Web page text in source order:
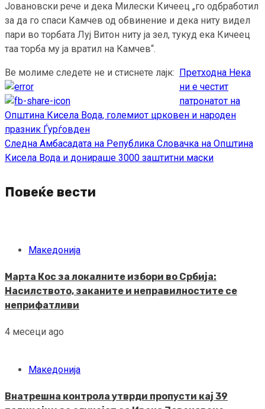
Јовановски рече и дека Милески Кичеец „го одбработил
за да го спаси Камчев од обвинение и дека ниту видел
пари во торбата Луј Витон ниту ја зел, тукуд ека Кичеец
таа торба му ја вратил на Камчев“.
Ве молиме следете не и стиснете лајк:
Continue
Reading
Претходна Нека
ни е честит
патронатот на
Општина Кисела Вода, големиот црковен и народен
празник Ѓурѓовден
Следна Амбасадата на Република Словачка на Општина
Кисела Вода и донираше 3000 заштитни маски
Повеќе вести
Македонија
Марта Кос за локалните избори во Србија:
Насилството, заканите и неправилностите се
неприфатливи
4 месеци ago
Македонија
Внатрешна контрола утврди пропусти кај 39